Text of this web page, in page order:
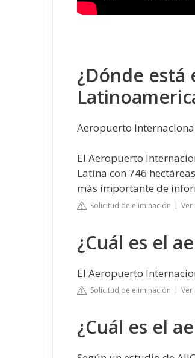
¿Dónde
Aeropuerto
El Aeropuerto
Latina con 746
más importante de
Solicitud de eliminación
¿Cuál es el
El Aeropuerto
Solicitud de eliminación Ver
¿Cuál es el